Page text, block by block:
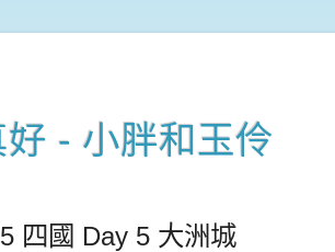
- 小胖和玉伶
四國 Day 5 大洲城